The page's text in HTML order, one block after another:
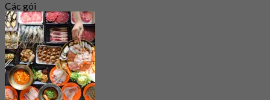
Các gói